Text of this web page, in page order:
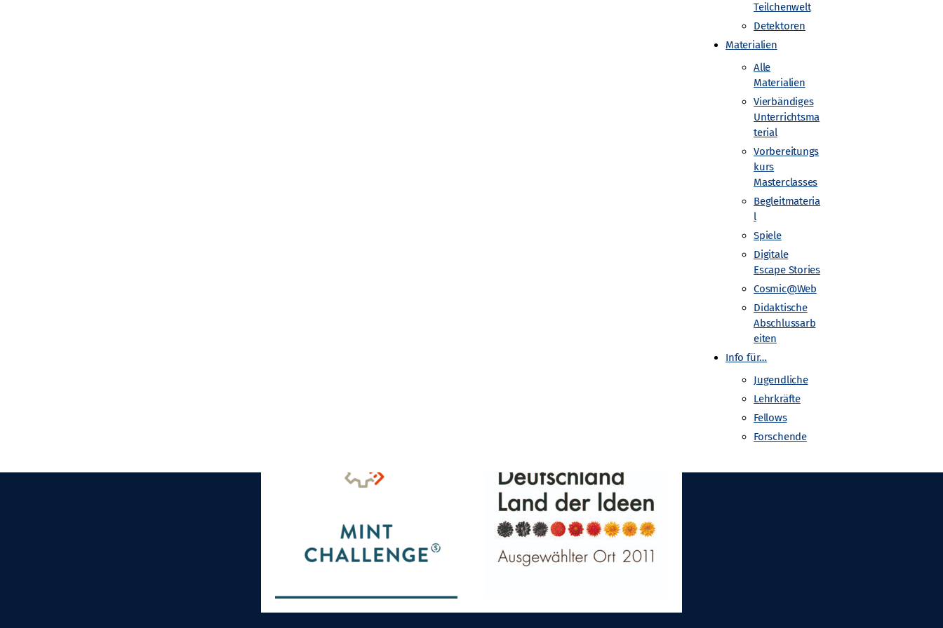
Teilchenwelt
Detektoren
Materialien
Alle
Materialien
Vierbändiges
Unterrichtsma
terial
Vorbereitungs
kurs
Masterclasses
Begleitmateria
l
Spiele
Digitale
Escape Stories
Cosmic@Web
Didaktische
Abschlussarb
eiten
Info für…
Jugendliche
Lehrkräfte
Fellows
Forschende
Jugendliche können Betreuung für eine eigene Forschungsarbeit erhalten, etwa eine 5. Prüfungskomponente oder einen „Jugend
Gefördert von